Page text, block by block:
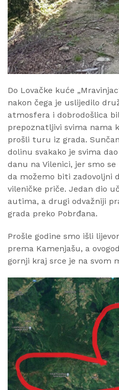
Do Lovačke kuće
nakon čega je uslijedilo
atmosfera i dobrodošlica
prepoznatljivi svima nama
prošli turu iz grada.
dolinu svakako je svima
danu na Vilenici, jer smo
da možemo biti zadovoljni
vileničke priče. Jedan dio
autima, a drugi odvažniji
grada preko Pobrđana.
Prošle godine smo išli
prema Kamenjašu, a
gornji kraj srce je na svom